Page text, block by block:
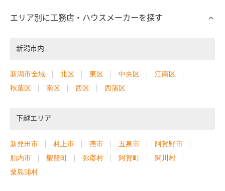
エリア別に工務店・ハウスメーカーを探す
新潟市内
新潟市全域 北区 東区 中央区
江南区
秋葉区
南区 西区 西蒲区
下越エリア
新発田市 村上市 燕市 五泉市
阿賀野市
胎内市
聖籠町 弥彦村 阿賀町
関川村
粟島浦村